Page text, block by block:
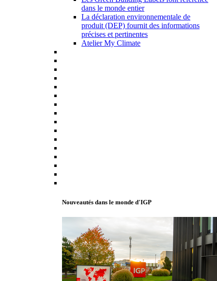
dans le monde entier
La déclaration environnementale de
produit (DEP) fournit des informations
précises et pertinentes
Atelier My Climate
Nouveautés dans le monde d'IGP